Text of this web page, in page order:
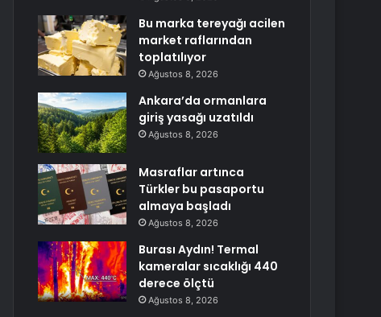
Bu marka tereyağı acilen
market raflarından
toplatılıyor
Ağustos 8, 2026
Ankara’da ormanlara
giriş yasağı uzatıldı
Ağustos 8, 2026
Masraflar artınca
Türkler bu pasaportu
almaya başladı
Ağustos 8, 2026
Burası Aydın! Termal
kameralar sıcaklığı 440
derece ölçtü
Ağustos 8, 2026